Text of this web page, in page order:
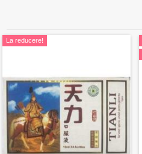
La reducere!